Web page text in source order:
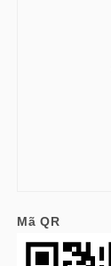
Mã QR